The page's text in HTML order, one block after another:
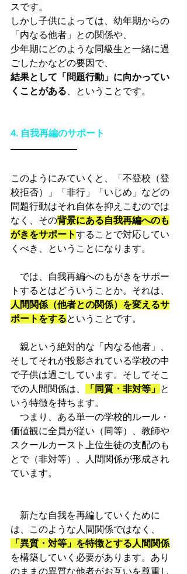
スです。
しかし子供によっては、幼年期からの
「内なる他者」との関係や、
少年期にどのような同級生と一緒に過
ごしたかなどの要因で、
結果として「問題行動」に向かってい
くことがある 、ということです。
4. 自我再編のサポート
このようにみていくと、「不登校（登
校拒否）」「非行」「いじめ」などの
問題行動はそれ自体を抑えこむのでは
なく、その背景にある自我再編へのも
がきをサポートすることで対応してい
くべき、ということになります。
では、自我再編へのもがきをサポー
トするとはどういうことか。それは、
人間関係（他者との関係）を変えるサ
ポートをするということです。
親という絶対的な「内なる他者」、
そしてそれが投影されている学校の中
で子供は過ごしています。そしてそこ
での人間関係は、
「同質・非対等」 と
いう特徴を持ちます。
つまり、ある単一の学校的ルール・
価値観に全員が従い（同等）、教師や
スクールカースト上位生徒の支配のも
とで（非対等）、人間関係が形成され
ています。
新たな自我を再編していくために
は、このような人間関係ではなく、
「異質・対等」を特徴とする人間関係
を構築していく必要があります。あり
のままの異質な他者がお互いを尊重し